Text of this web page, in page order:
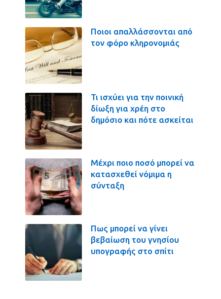
Ποιοι απαλλάσσονται από
τον φόρο κληρονομιάς
Τι ισχύει για την ποινική
δίωξη για χρέη στο
δημόσιο και πότε ασκείται
Μέχρι ποιο ποσό μπορεί να
κατασχεθεί νόμιμα η
σύνταξη
Πως μπορεί να γίνει
βεβαίωση του γνησίου
υπογραφής στο σπίτι